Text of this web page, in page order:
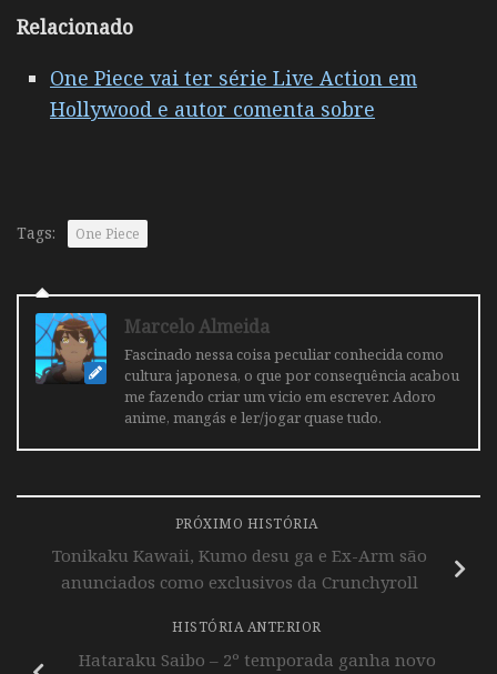
Relacionado
One Piece vai ter série Live Action em
Hollywood e autor comenta sobre
Tags: One Piece
Marcelo Almeida
Fascinado nessa coisa peculiar conhecida como
cultura japonesa, o que por consequência acabou
me fazendo criar um vicio em escrever. Adoro
anime, mangás e ler/jogar quase tudo.
PRÓXIMO HISTÓRIA
Tonikaku Kawaii, Kumo desu ga e Ex-Arm são
anunciados como exclusivos da Crunchyroll
HISTÓRIA ANTERIOR
Hataraku Saibo – 2º temporada ganha novo